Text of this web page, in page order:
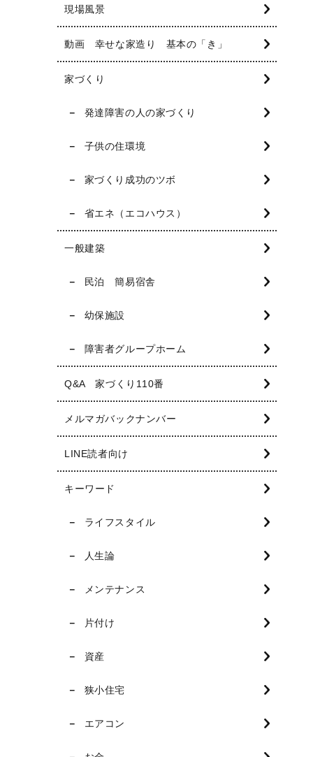
現場風景
動画 幸せな家造り 基本の「き」
家づくり
発達障害の人の家づくり
子供の住環境
家づくり成功のツボ
省エネ（エコハウス）
一般建築
民泊 簡易宿舎
幼保施設
障害者グループホーム
Q&A 家づくり110番
メルマガバックナンバー
LINE読者向け
キーワード
ライフスタイル
人生論
メンテナンス
片付け
資産
狭小住宅
エアコン